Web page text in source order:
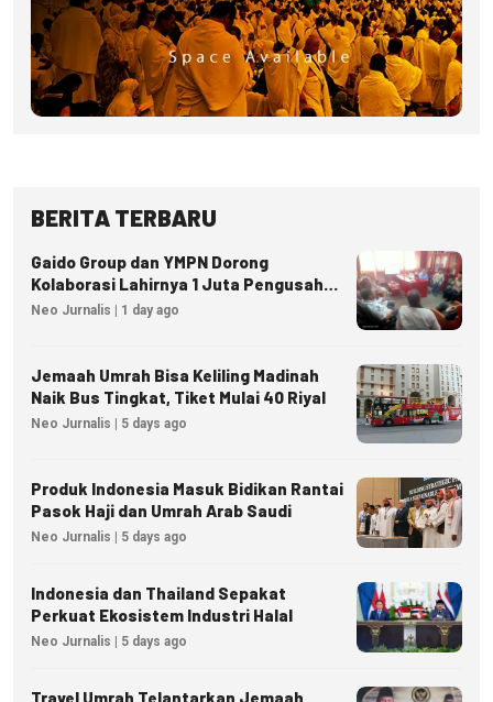
BERITA TERBARU
Gaido Group dan YMPN Dorong
Kolaborasi Lahirnya 1 Juta Pengusaha
Ekonomi Syariah
Neo Jurnalis | 1 day ago
Jemaah Umrah Bisa Keliling Madinah
Naik Bus Tingkat, Tiket Mulai 40 Riyal
Neo Jurnalis | 5 days ago
Produk Indonesia Masuk Bidikan Rantai
Pasok Haji dan Umrah Arab Saudi
Neo Jurnalis | 5 days ago
Indonesia dan Thailand Sepakat
Perkuat Ekosistem Industri Halal
Neo Jurnalis | 5 days ago